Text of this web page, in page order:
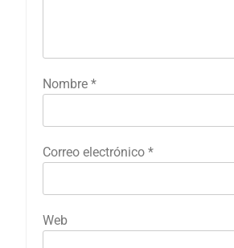
Nombre *
Correo electrónico *
Web